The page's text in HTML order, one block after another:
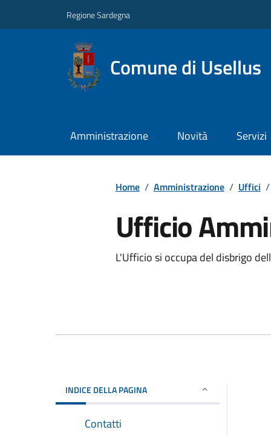
Regione Sardegna
Comune di Usellus
Amministrazione Novità Servizi
Home / Amministrazione / Uffici /
Ufficio
L'Ufficio si occupa del disbrigo
INDICE DELLA PAGINA
Contatti